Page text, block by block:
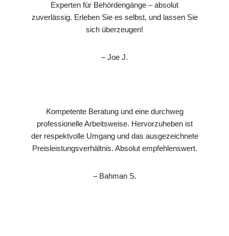
Experten für Behördengänge – absolut
zuverlässig. Erleben Sie es selbst, und lassen Sie
sich überzeugen!
– Joe J.
Kompetente Beratung und eine durchweg
professionelle Arbeitsweise. Hervorzuheben ist
der respektvolle Umgang und das ausgezeichnete
Preisleistungsverhältnis. Absolut empfehlenswert.
– Bahman S.